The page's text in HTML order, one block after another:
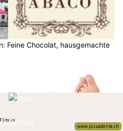
Feine Chocolat, hausgemachte